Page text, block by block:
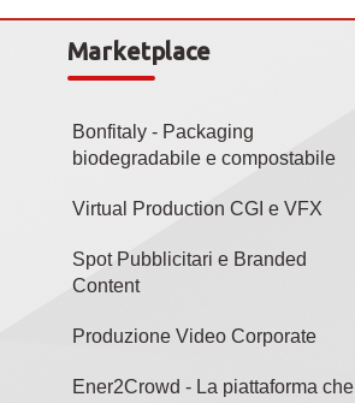
Marketplace
Bonfitaly - Packaging
biodegradabile e compostabile
Virtual Production CGI e VFX
Spot Pubblicitari e Branded
Content
Produzione Video Corporate
Ener2Crowd - La piattaforma che